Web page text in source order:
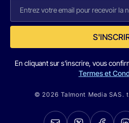
En cliquant sur s'inscrire, vous
Termes et
© 2026 Talmont Media SAS.